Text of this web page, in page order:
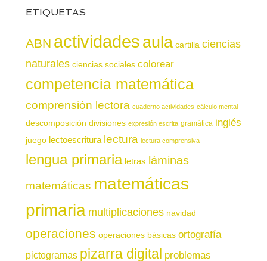
ETIQUETAS
ABN actividadesaula cartilla ciencias
naturales ciencias sociales colorear
competencia matemática
comprensión lectora cuaderno actividades cálculo mental
descomposición divisiones expresión escrita gramática inglés
juego lectoescritura lectura lectura comprensiva
lengua primaria letras láminas
matemáticas matemáticas
primaria multiplicaciones navidad
operaciones operaciones básicas ortografía
pictogramas pizarra digital problemas